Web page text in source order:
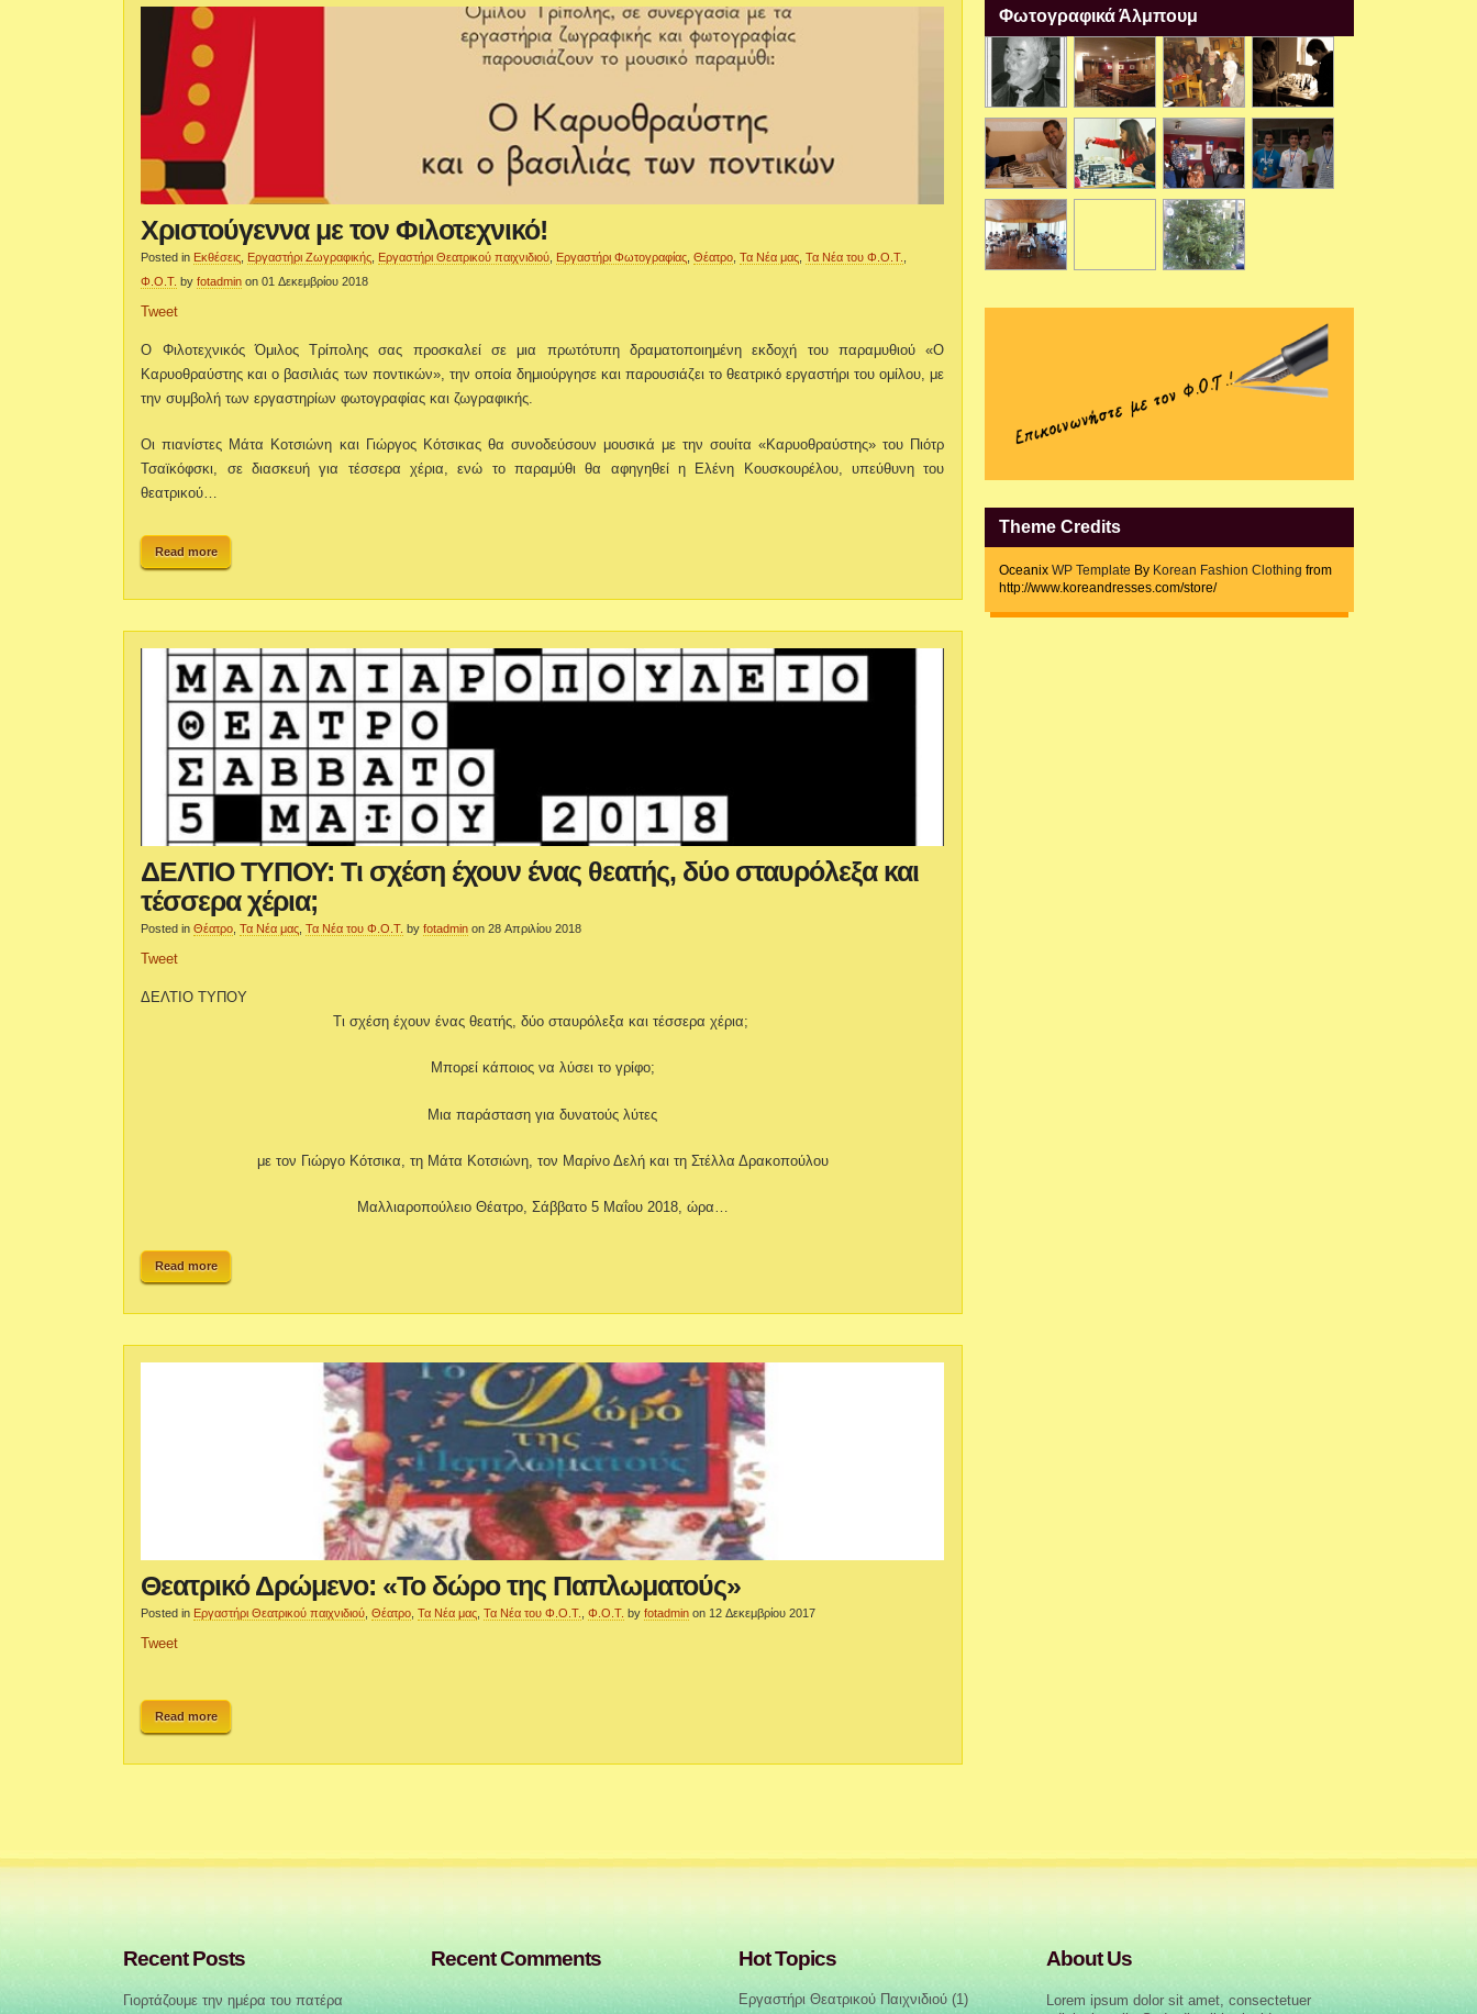
Χριστούγεννα με τον Φιλοτεχνικό!
Posted in Εκθέσεις Εργαστήρι Ζωγραφικής Εργαστήρι Θεατρικού παιχνιδιού Εργαστήρι Φωτογραφίας ,Θέατρο ,Τα Νέα μας ,Τα Νέα του Φ.Ο.Τ.
Φ.Ο.Τ. byfotadmin on 01 Δεκεμβρίου 2018
Tweet
O Φιλοτεχνικός Όμιλος Τρίπολης σας προσκαλεί σε μια πρωτότυπη δραματοποιημένη εκδοχή του παραμυθιού «Ο
Καρυοθραύστης και ο βασιλιάς των ποντικών», την οποία δημιούργησε και παρουσιάζει το θεατρικό εργαστήρι του ομίλου, με
την συμβολή των εργαστηρίων φωτογραφίας και ζωγραφικής.
Οι πιανίστες Μάτα Κοτσιώνη και Γιώργος Κότσικας θα συνοδεύσουν μουσικά με την σουίτα «Καρυοθραύστης» του Πιότρ
Τσαϊκόφσκι, σε διασκευή για τέσσερα χέρια, ενώ το παραμύθι θα αφηγηθεί η Ελένη Κουσκουρέλου, υπεύθυνη του
θεατρικού…
Read more
ΔΕΛΤΙΟ ΤΥΠΟΥ: Τι σχέση έχουν ένας θεατής, δύο σταυρόλεξα και
τέσσερα χέρια;
Posted inΘέατρο ,Τα Νέα μας ,Τα Νέα του Φ.Ο.Τ. byfotadmin on 28 Απριλίου 2018
Tweet
ΔΕΛΤΙΟ ΤΥΠΟΥ
Τι σχέση έχουν ένας θεατής, δύο σταυρόλεξα και τέσσερα χέρια;
Μπορεί κάποιος να λύσει το γρίφο;
Μια παράσταση για δυνατούς λύτες
με τον Γιώργο Κότσικα, τη Μάτα Κοτσιώνη, τον Μαρίνο Δελή και τη Στέλλα Δρακοπούλου
Μαλλιαροπούλειο Θέατρο, Σάββατο 5 Μαΐου 2018, ώρα…
Read more
Θεατρικό Δρώμενο: «Το δώρο της Παπλωματούς»
Posted in Εργαστήρι Θεατρικού παιχνιδιού,Θέατρο,Τα Νέα μας,Τα Νέα του Φ.Ο.Τ.,Φ.Ο.Τ. byfotadmin on 12 Δεκεμβρίου 2017
Tweet
Read more
Φωτογραφικά Άλμπουμ
Theme Credits
OceanixWP Template By Korean Fashion Clothing from
http://www.koreandresses.com/store/
Recent Posts
Γιορτάζουμε την ημέρα του πατέρα
Recent Comments Hot Topics
Εργαστήρι Θεατρικού Παιχνιδιού(1)
About Us
Lorem ipsum dolor sit amet, consectetuer